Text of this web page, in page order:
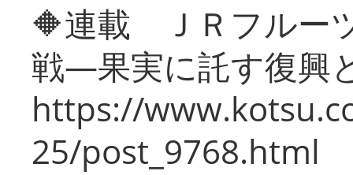
🔶連載 ＪＲフルー
戦―果実に託す復興
https://
25/post_9768.html